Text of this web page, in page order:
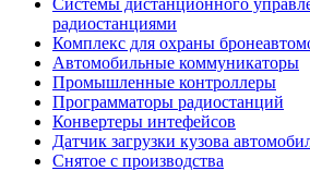
Системы дистанционного
радиостанциями
Комплекс для охраны
Автомобильные коммуникаторы
Промышленные контроллеры
Программаторы радиостанций
Конвертеры интефейсов
Датчик загрузки кузова
Снятое с производства